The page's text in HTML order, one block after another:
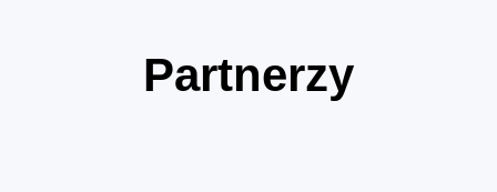
Partnerzy